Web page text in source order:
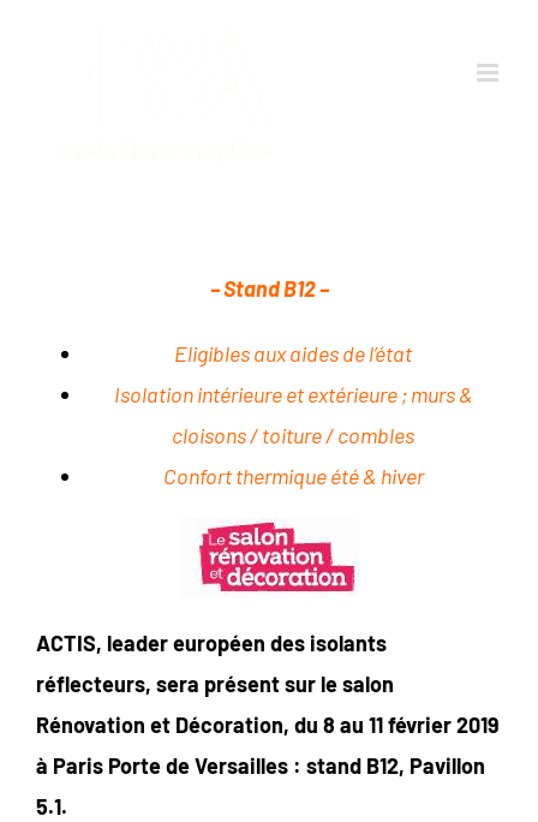
– Stand B12 –
Eligibles aux aides de l’état
Isolation intérieure et extérieure ; murs &
cloisons / toiture / combles
Confort thermique été & hiver
ACTIS, leader européen des isolants
réflecteurs, sera présent sur le salon
Rénovation et Décoration, du 8 au 11 février 2019
à Paris Porte de Versailles : stand B12, Pavillon
5.1.